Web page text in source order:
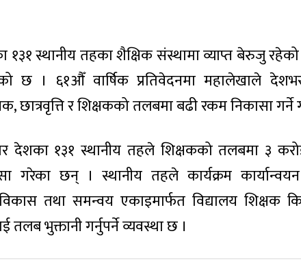
१३१ स्थानीय तहका शैक्षिक संस्थामा व्याप्त बेरुजु
छ । ६१औँ वार्षिक प्रतिवेदनमा महालेखाले
र शिक्षकको तलबमा बढी रकम निकासा
देशका १३१ स्थानीय तहले शिक्षकको तलबमा ३
गरेका छन् । स्थानीय तहले कार्यक्रम
तथा समन्वय एकाइमार्फत विद्यालय शिक्षक
तलब भुक्तानी गर्नुपर्ने व्यवस्था छ ।